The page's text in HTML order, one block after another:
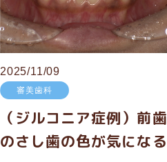
2025/11/09
審美歯科
（ジルコニア症例）前歯
のさし歯の色が気になる